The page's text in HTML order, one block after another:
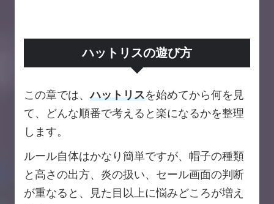
ハットリスの遊び方
この章では、ハットリスを始めてから何を見
て、どんな順番で考えると楽になるかを整理
します。
ルール自体はかなり簡単ですが、帽子の種類
と高さの出方、炎の扱い、セール画面の判断
が重なると、見た目以上に悩みどころが増え